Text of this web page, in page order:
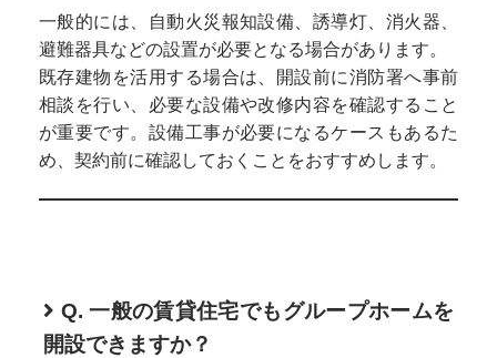
一般的には、自動火災報知設備、誘導灯、消火器、
避難器具などの設置が必要となる場合があります。
既存建物を活用する場合は、開設前に消防署へ事前
相談を行い、必要な設備や改修内容を確認すること
が重要です。設備工事が必要になるケースもあるた
め、契約前に確認しておくことをおすすめします。
Q. 一般の賃貸住宅でもグループホームを
開設できますか？